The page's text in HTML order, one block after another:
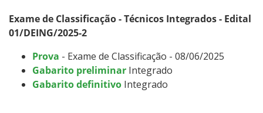
Exame de Classificação - Técnicos Integrados - Edital
01/DEING/2025-2
Prova - Exame de Classificação - 08/06/2025
Gabarito preliminar Integrado
Gabarito definitivo Integrado